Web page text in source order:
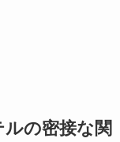
の密接な関